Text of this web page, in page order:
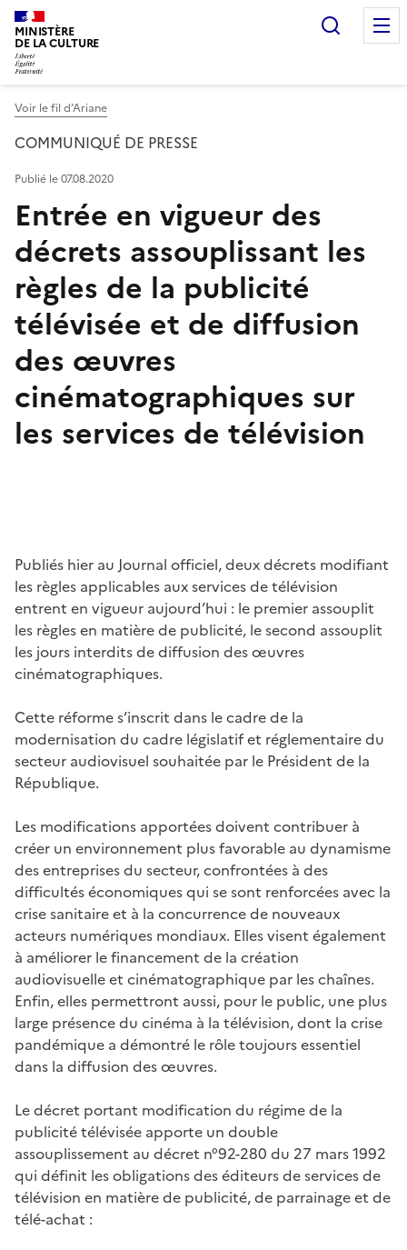
MINISTÈRE
DE LA CULTURE
Voir le fil d’Ariane
COMMUNIQUÉ DE PRESSE
Entrée en vigueur des
décrets assouplissant les
règles de la publicité
télévisée et de diffusion
des œuvres
cinématographiques sur
les services de télévision
Publié le 07.08.2020
Publiés hier au Journal officiel, deux décrets modifiant
les règles applicables aux services de télévision
entrent en vigueur aujourd’hui : le premier assouplit
les règles en matière de publicité, le second assouplit
les jours interdits de diffusion des œuvres
cinématographiques.
Cette réforme s’inscrit dans le cadre de la
modernisation du cadre législatif et réglementaire du
secteur audiovisuel souhaitée par le Président de la
République.
Les modifications apportées doivent contribuer à
créer un environnement plus favorable au dynamisme
des entreprises du secteur, confrontées à des
difficultés économiques qui se sont renforcées avec la
crise sanitaire et à la concurrence de nouveaux
acteurs numériques mondiaux. Elles visent également
à améliorer le financement de la création
audiovisuelle et cinématographique par les chaînes.
Enfin, elles permettront aussi, pour le public, une plus
large présence du cinéma à la télévision, dont la crise
pandémique a démontré le rôle toujours essentiel
dans la diffusion des œuvres.
Le décret portant modification du régime de la
publicité télévisée apporte un double
assouplissement au décret n°92-280 du 27 mars 1992
qui définit les obligations des éditeurs de services de
télévision en matière de publicité, de parrainage et de
télé-achat :